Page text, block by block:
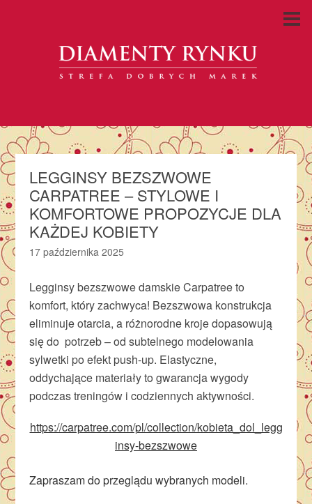
LEGGINSY BEZSZWOWE
CARPATREE – STYLOWE I
KOMFORTOWE PROPOZYCJE DLA
KAŻDEJ KOBIETY
17 października 2025
Legginsy bezszwowe damskie Carpatree to
komfort, który zachwyca! Bezszwowa konstrukcja
eliminuje otarcia, a różnorodne kroje dopasowują
się do potrzeb – od subtelnego modelowania
sylwetki po efekt push-up. Elastyczne,
oddychające materiały to gwarancja wygody
podczas treningów i codziennych aktywności.
https://carpatree.com/pl/collection/kobieta_dol_legg
insy-bezszwowe
Zapraszam do przeglądu wybranych modeli.